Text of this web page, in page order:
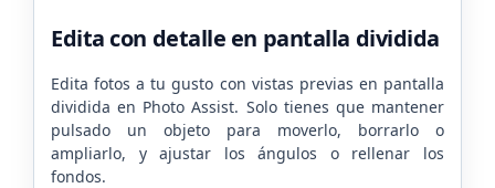
Edita con detalle en pantalla dividida
Edita fotos a tu gusto con vistas previas en pantalla
dividida en Photo Assist. Solo tienes que mantener
pulsado un objeto para moverlo, borrarlo o
ampliarlo, y ajustar los ángulos o rellenar los
fondos.